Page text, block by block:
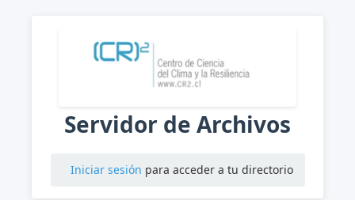
Servidor de Archivos
Iniciar sesión para acceder a tu directorio